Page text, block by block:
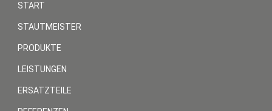
START
STAUTMEISTER
PRODUKTE
LEISTUNGEN
ERSATZTEILE